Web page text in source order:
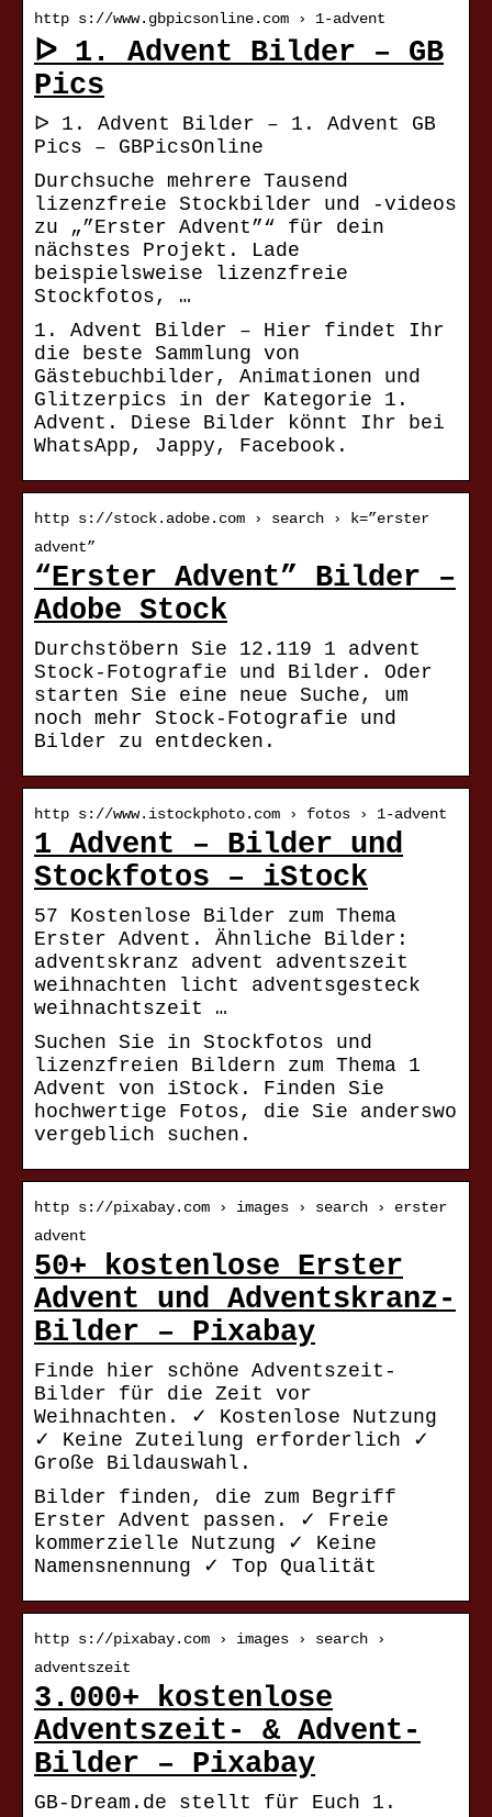
http s://www.gbpicsonline.com › 1-advent
ᐅ 1. Advent Bilder – GB
Pics
ᐅ 1. Advent Bilder – 1. Advent GB
Pics – GBPicsOnline
Durchsuche mehrere Tausend
lizenzfreie Stockbilder und -videos
zu „”Erster Advent”“ für dein
nächstes Projekt. Lade
beispielsweise lizenzfreie
Stockfotos, …
1. Advent Bilder – Hier findet Ihr
die beste Sammlung von
Gästebuchbilder, Animationen und
Glitzerpics in der Kategorie 1.
Advent. Diese Bilder könnt Ihr bei
WhatsApp, Jappy, Facebook.
http s://stock.adobe.com › search › k=”erster
advent”
“Erster Advent” Bilder –
Adobe Stock
Durchstöbern Sie 12.119 1 advent
Stock-Fotografie und Bilder. Oder
starten Sie eine neue Suche, um
noch mehr Stock-Fotografie und
Bilder zu entdecken.
http s://www.istockphoto.com › fotos › 1-advent
1 Advent – Bilder und
Stockfotos – iStock
57 Kostenlose Bilder zum Thema
Erster Advent. Ähnliche Bilder:
adventskranz advent adventszeit
weihnachten licht adventsgesteck
weihnachtszeit …
Suchen Sie in Stockfotos und
lizenzfreien Bildern zum Thema 1
Advent von iStock. Finden Sie
hochwertige Fotos, die Sie anderswo
vergeblich suchen.
http s://pixabay.com › images › search › erster
advent
50+ kostenlose Erster
Advent und Adventskranz-
Bilder – Pixabay
Finde hier schöne Adventszeit-
Bilder für die Zeit vor
Weihnachten. ✓ Kostenlose Nutzung
✓ Keine Zuteilung erforderlich ✓
Große Bildauswahl.
Bilder finden, die zum Begriff
Erster Advent passen. ✓ Freie
kommerzielle Nutzung ✓ Keine
Namensnennung ✓ Top Qualität
http s://pixabay.com › images › search ›
adventszeit
3.000+ kostenlose
Adventszeit- & Advent-
Bilder – Pixabay
GB-Dream.de stellt für Euch 1.